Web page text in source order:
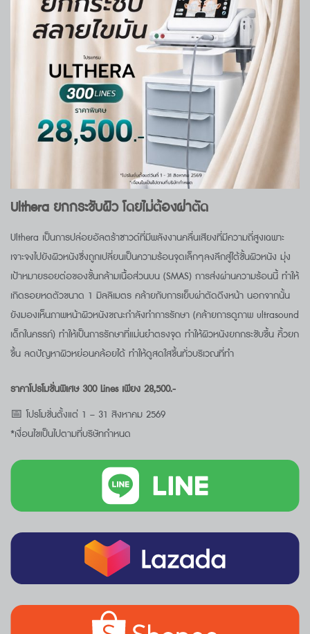
Ulthera ยกกระชับผิว โดยไม่ต้องผ่าตัด
Ulthera เป็นการปล่อยอัลตร้าซาวด์ที่มีพลังงานคลื่นเสียงที่มีความถี่สูงเฉพาะ
เจาะจงไปยังผิวหนังซึ่งถูกเปลี่ยนเป็นความร้อนจุดเล็กๆลงลึกสู่ใต้ชั้นผิวหนัง มุ่ง
เป้าหมายรอยต่อของชั้นกล้ามเนื้อส่วนบน (SMAS) การส่งผ่านความร้อนนี้ ทำให้
เกิดรอยหดตัวขนาด 1 มิลลิเมตร คล้ายกับการเย็บผ่าตัดดึงหน้า นอกจากนั้น
ยังมองเห็นภาพหน้าผิวหนังขณะกำลังทำการรักษา (คล้ายการดูภาพ ultrasound
เด็กในครรภ์) ทำให้เป็นการรักษาที่แม่นยำตรงจุด ทำให้ผิวหนังยกกระชับขึ้น คิ้วยก
ขึ้น ลดปัญหาผิวหย่อนคล้อยได้ ทำให้ดูสดใสขึ้นทั่วบริเวณที่ทำ
ราคาโปรโมชั่นพิเศษ 300 Lines เพียง 28,500.-
📅 โปรโมชั่นตั้งแต่ 1 – 31 สิงหาคม 2569
*เงื่อนไขเป็นไปตามที่บริษัทกำหนด